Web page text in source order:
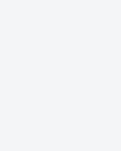
группы